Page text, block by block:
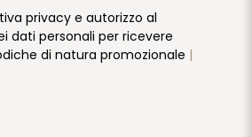
privacy e autorizzo al
dati personali per ricevere
di natura promozionale |